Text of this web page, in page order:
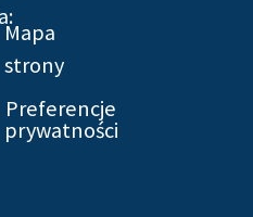
Mapa
strony
Preferencje
prywatności